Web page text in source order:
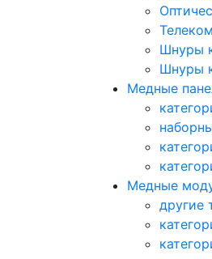
Шнуры
Шнуры
Медные
Медные
другие